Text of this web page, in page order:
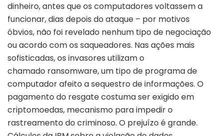
dinheiro, antes que os computadores voltassem a
funcionar, dias depois do ataque – por motivos
óbvios, não foi revelado nenhum tipo de negociação
ou acordo com os saqueadores. Nas ações mais
sofisticadas, os invasores utilizam o
chamado ransomware, um tipo de programa de
computador afeito a sequestro de informações. O
pagamento do resgate costuma ser exigido em
criptomoedas, mecanismo para impedir o
rastreamento do criminoso. O prejuízo é grande.